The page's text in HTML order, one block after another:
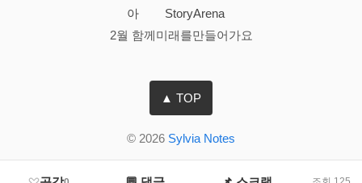
아
StoryArena
2월 함께미래를만들어가요
▲ TOP
© 2026 Sylvia Notes